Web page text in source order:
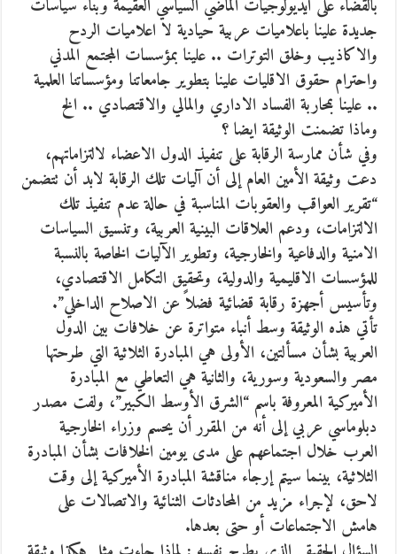
بالقضاء على ايديولوجيات الماضي السياسي العقيمة وبناء سياسات
جديدة علينا باعلاميات عربية حيادية لا اعلاميات الردح
والاكاذيب وخلق التوترات .. علينا بمؤسسات المجتمع المدني
واحترام حقوق الاقليات علينا بتطوير جامعاتنا ومؤسساتنا العلمية
.. علينا بمحاربة الفساد الاداري والمالي والاقتصادي .. الخ
وماذا تضمنت الوثيقة ايضا ؟
وفي شأن ممارسة الرقابة على تنفيذ الدول الاعضاء لالتزاماتهم،
دعت وثيقة الأمين العام إلى أن آليات تلك الرقابة لابد أن تتضمن
“تقرير العواقب والعقوبات المناسبة في حالة عدم تنفيذ تلك
الالتزامات، ودعم العلاقات البينية العربية، وتنسيق السياسات
الامنية والدفاعية والخارجية، وتطوير الآليات الخاصة بالنسبة
للمؤسسات الاقليمية والدولية، وتحقيق التكامل الاقتصادي،
وتأسيس أجهزة رقابة قضائية فضلاً عن الاصلاح الداخلي”.
تأتي هذه الوثيقة وسط أنباء متواترة عن خلافات بين الدول
العربية بشأن مسألتين، الأولى هي المبادرة الثلاثية التي طرحتها
مصر والسعودية وسورية، والثانية هي التعاطي مع المبادرة
الأميركية المعروفة باسم “الشرق الأوسط الكبير”، ولفت مصدر
دبلوماسي عربي إلى أنه من المقرر أن يحسم وزراء الخارجية
العرب خلال اجتماعهم على مدى يومين الخلافات بشأن المبادرة
الثلاثية، بينما سيتم إرجاء مناقشة المبادرة الأميركية إلى وقت
لاحق، لإجراء مزيد من المحادثات الثنائية والاتصالات على
هامش الاجتماعات أو حتى بعدها.